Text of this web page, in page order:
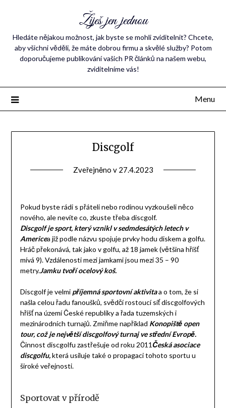
Žiješ jen jednou
Hledáte nějakou možnost, jak byste se mohli zviditelnit? Chcete,
aby všichni věděli, že máte dobrou firmu a skvělé služby? Potom
doporučujeme publikování vašich PR článků na našem webu,
zviditelníme vás!
Menu
Discgolf
Zveřejněno v 27.4.2023
Pokud byste rádi s přáteli nebo rodinou vyzkoušeli něco
nového, ale nevíte co, zkuste třeba discgolf.
Discgolf je sport, který vznikl v sedmdesátých letech v
Americea již podle názvu spojuje prvky hodu diskem a golfu.
Hráč překonává, tak jako v golfu, až 18 jamek (většina hřišť
mívá 9). Vzdálenosti mezi jamkami jsou mezi 35 – 90
metry.Jamku tvoří ocelový koš.
Discgolf je velmi příjemná sportovní aktivitaa o tom, že si
našla celou řadu fanoušků, svědčí rostoucí síť discgolfových
hřišť na území České republiky a řada tuzemských i
mezinárodních turnajů. Zmiňme například Konopiště open
tour, což je největší discgolfový turnaj ve střední Evropě.
Činnost discgolfu zastřešuje od roku 2011 Česká asociace
discgolfu,která usiluje také o propagaci tohoto sportu u
široké veřejnosti.
Sportovat v přírodě